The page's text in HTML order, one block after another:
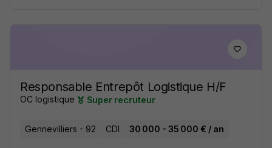
Responsable Entrepôt Logistique H/F
OC logistique Super recruteur
Gennevilliers - 92 CDI 30 000 - 35 000 € / an